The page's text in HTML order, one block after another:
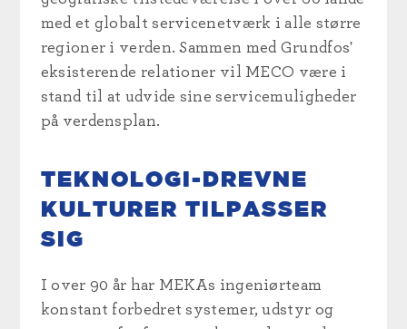
med et globalt servicenetværk i alle større
regioner i verden. Sammen med Grundfos'
eksisterende relationer vil MECO være i
stand til at udvide sine servicemuligheder
på verdensplan.
TEKNOLOGI-DREVNE
KULTURER TILPASSER
SIG
I over 90 år har MEKAs ingeniørteam
konstant forbedret systemer, udstyr og